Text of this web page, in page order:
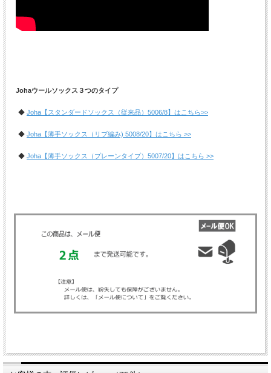
Johaウールソックス３つのタイプ
◆ Joha【スタンダードソックス（従来品）5006/8】はこちら>>
◆ Joha【薄手ソックス（リブ編み) 5008/20】はこちら >>
◆ Joha【薄手ソックス（プレーンタイプ）5007/20】はこちら >>